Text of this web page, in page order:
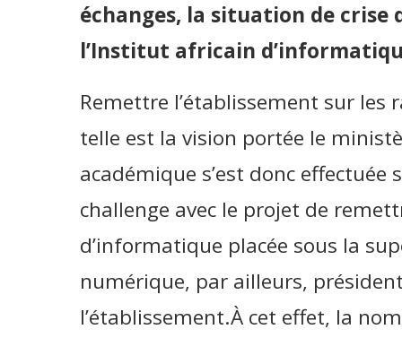
échanges, la situation de crise
l’Institut africain
Remettre l’établissement sur les
telle est la vision portée le
académique s’est donc effectuée
challenge avec le projet de
d’informatique placée sous la
numérique, par ailleurs,
l’établissement.À cet effet, la